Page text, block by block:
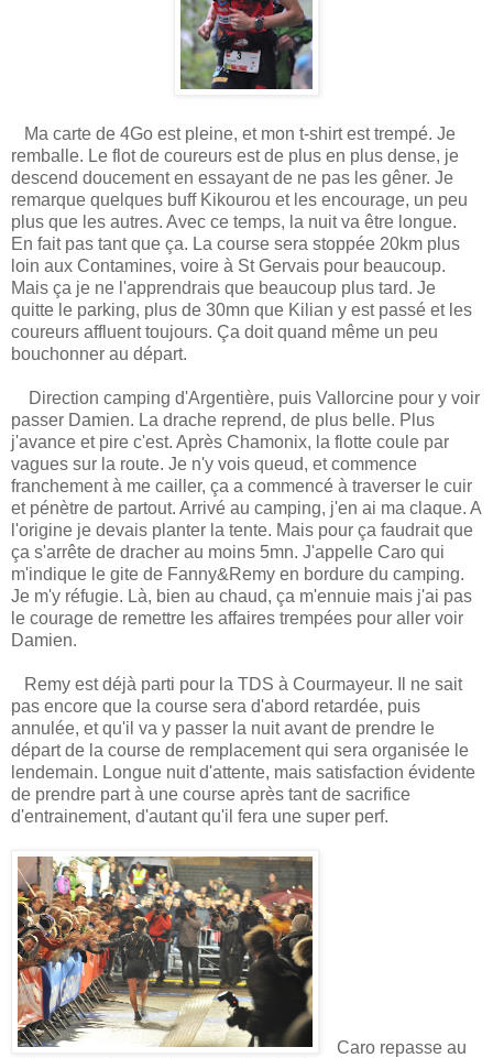
Ma carte de 4Go est pleine, et mon t-shirt est trempé. Je
remballe. Le flot de coureurs est de plus en plus dense, je
descend doucement en essayant de ne pas les gêner. Je
remarque quelques buff Kikourou et les encourage, un peu
plus que les autres. Avec ce temps, la nuit va être longue.
En fait pas tant que ça. La course sera stoppée 20km plus
loin aux Contamines, voire à St Gervais pour beaucoup.
Mais ça je ne l'apprendrais que beaucoup plus tard. Je
quitte le parking, plus de 30mn que Kilian y est passé et les
coureurs affluent toujours. Ça doit quand même un peu
bouchonner au départ.
Direction camping d'Argentière, puis Vallorcine pour y voir
passer Damien. La drache reprend, de plus belle. Plus
j'avance et pire c'est. Après Chamonix, la flotte coule par
vagues sur la route. Je n'y vois queud, et commence
franchement à me cailler, ça a commencé à traverser le cuir
et pénètre de partout. Arrivé au camping, j'en ai ma claque. A
l'origine je devais planter la tente. Mais pour ça faudrait que
ça s'arrête de dracher au moins 5mn. J'appelle Caro qui
m'indique le gite de Fanny&Remy en bordure du camping.
Je m'y réfugie. Là, bien au chaud, ça m'ennuie mais j'ai pas
le courage de remettre les affaires trempées pour aller voir
Damien.
Remy est déjà parti pour la TDS à Courmayeur. Il ne sait
pas encore que la course sera d'abord retardée, puis
annulée, et qu'il va y passer la nuit avant de prendre le
départ de la course de remplacement qui sera organisée le
lendemain. Longue nuit d'attente, mais satisfaction évidente
de prendre part à une course après tant de sacrifice
d'entrainement, d'autant qu'il fera une super perf.
Caro repasse au